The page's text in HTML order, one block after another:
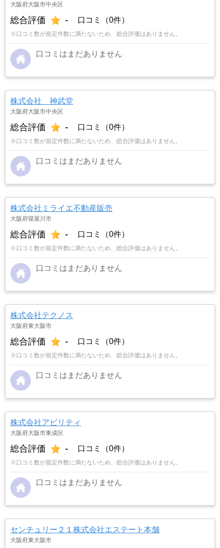
大阪府大阪市中央区
総合評価 - 口コミ（0件）
※口コミ数が規定件数に満たないため、総合評価はありません。
口コミはまだありません
株式会社 神武堂
大阪府大阪市中央区
総合評価 - 口コミ（0件）
※口コミ数が規定件数に満たないため、総合評価はありません。
口コミはまだありません
株式会社ミライエ不動産販売
大阪府寝屋川市
総合評価 - 口コミ（0件）
※口コミ数が規定件数に満たないため、総合評価はありません。
口コミはまだありません
株式会社テクノス
大阪府東大阪市
総合評価 - 口コミ（0件）
※口コミ数が規定件数に満たないため、総合評価はありません。
口コミはまだありません
株式会社アビリティ
大阪府大阪市東成区
総合評価 - 口コミ（0件）
※口コミ数が規定件数に満たないため、総合評価はありません。
口コミはまだありません
センチュリー２１株式会社エステート本舗
大阪府東大阪市